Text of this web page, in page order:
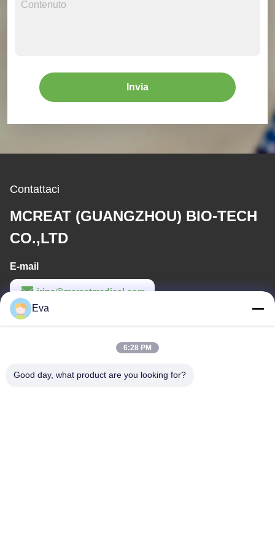
Invia
Contattaci
MCREAT (GUANGZHOU) BIO-TECH
CO.,LTD
E-mail
irina@mcreatmedical.com
Orario di lavoro
Eva
6:28 PM
Good day, what product are you looking for?